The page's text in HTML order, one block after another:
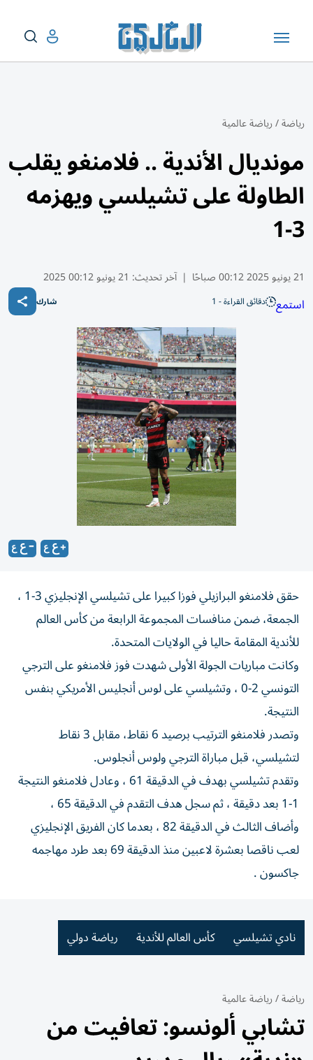
رياضة/رياضة عالمية
مونديال الأندية .. فلامنغو يقلب
الطاولة على تشيلسي ويهزمه
3-1
21 يونيو 2025 00:12 صباحًا | آخر تحديث: 21 يونيو 00:12 2025
استمع دقائق القراءة - 1 شارك
حقق فلامنغو البرازيلي فوزا كبيرا على تشيلسي الإنجليزي 3-1 ،
الجمعة، ضمن منافسات المجموعة الرابعة من كأس العالم
للأندية المقامة حاليا في الولايات المتحدة.
وكانت مباريات الجولة الأولى شهدت فوز فلامنغو على الترجي
التونسي 2-0 ، وتشيلسي على لوس أنجليس الأمريكي بنفس
النتيجة.
وتصدر فلامنغو الترتيب برصيد 6 نقاط، مقابل 3 نقاط
لتشيلسي، قبل مباراة الترجي ولوس أنجلوس.
وتقدم تشيلسي بهدف في الدقيقة 61 ، وعادل فلامنغو النتيجة
1-1 بعد دقيقة ، ثم سجل هدف التقدم في الدقيقة 65 ،
وأضاف الثالث في الدقيقة 82 ، بعدما كان الفريق الإنجليزي
لعب ناقصا بعشرة لاعبين منذ الدقيقة 69 بعد طرد مهاجمه
جاكسون .
نادي تشيلسي كأس العالم للأندية رياضة دولي
رياضة/رياضة عالمية
تشابي ألونسو: تعافيت من